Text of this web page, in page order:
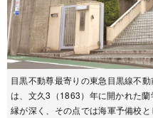
目黒不動尊最寄りの東急目黒線不
は、文久3（1863）年に開かれた
縁が深く、その点では海軍予備校